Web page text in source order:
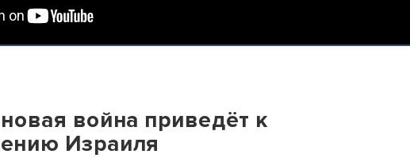
война приведёт к
Израиля